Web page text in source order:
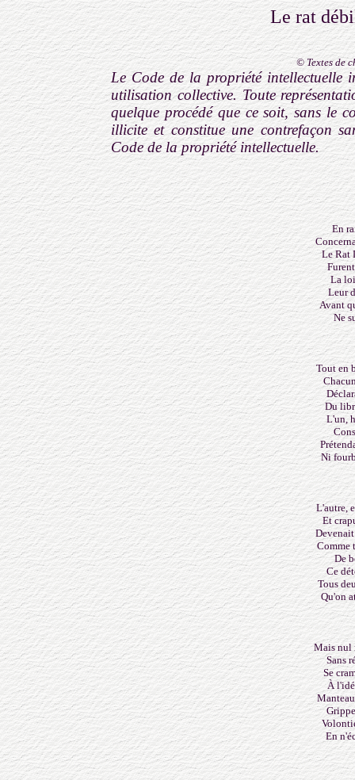
Le rat
© Textes de
Le Code de la propriété intellectuelle
utilisation collective. Toute
quelque procédé que ce soit, sans le
illicite et constitue une contrefaçon
Code de la propriété intellectuelle.
En
Le Rat
La
Leur
Avant
Ne
Tout en
Du
L'un,
Ni
L'autre,
Et
Comme
De
Ce
Tous
Qu'on
Mais nul
Sans
Se
À
En